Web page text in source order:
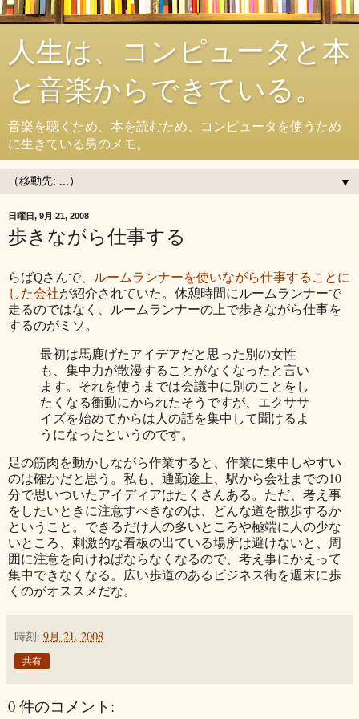
人生は、コンピュータと本
と音楽からできている。
音楽を聴くため、本を読むため、コンピュータを使うため
に生きている男のメモ。
▼
日曜日, 9月 21, 2008
歩きながら仕事する
らばQさんで、 ルームランナーを使いながら仕事することに
した会社が紹介されていた。休憩時間にルームランナーで
走るのではなく、ルームランナーの上で歩きながら仕事を
するのがミソ。
最初は馬鹿げたアイデアだと思った別の女性
も、集中力が散漫することがなくなったと言い
ます。それを使うまでは会議中に別のことをし
たくなる衝動にかられたそうですが、エクササ
イズを始めてからは人の話を集中して聞けるよ
うになったというのです。
足の筋肉を動かしながら作業すると、作業に集中しやすい
のは確かだと思う。私も、通勤途上、駅から会社までの10
分で思いついたアイディアはたくさんある。ただ、考え事
をしたいときに注意すべきなのは、どんな道を散歩するか
ということ。できるだけ人の多いところや極端に人の少な
いところ、刺激的な看板の出ている場所は避けないと、周
囲に注意を向けねばならなくなるので、考え事にかえって
集中できなくなる。広い歩道のあるビジネス街を週末に歩
くのがオススメだな。
時刻: 9月 21, 2008
共有
0 件のコメント: